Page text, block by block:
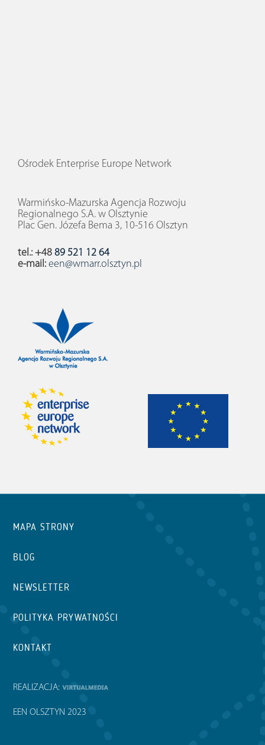
Ośrodek Enterprise Europe Network
Warmińsko-Mazurska Agencja Rozwoju
Regionalnego S.A. w Olsztynie
Plac Gen. Józefa Bema 3, 10-516 Olsztyn
tel.: +48 89 521 12 64
e-mail: een@wmarr.olsztyn.pl
MAPA STRONY
BLOG
NEWSLETTER
POLITYKA PRYWATNOŚCI
KONTAKT
REALIZACJA:
EEN OLSZTYN 2023